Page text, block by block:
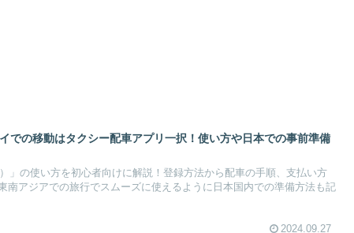
での移動はタクシー配車アプリ一択！使い方や日本での事前準備
」の使い方を初心者向けに解説！登録方法から配車の手順、支払い方
南アジアでの旅行でスムーズに使えるように日本国内での準備方法も記
2024.09.27